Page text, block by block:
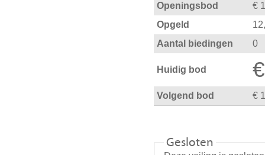
Openingsbod
€
Opgeld
Aantal biedingen
0
Huidig bod
Volgend bod €
Gesloten